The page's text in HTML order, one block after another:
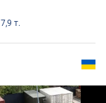
т.